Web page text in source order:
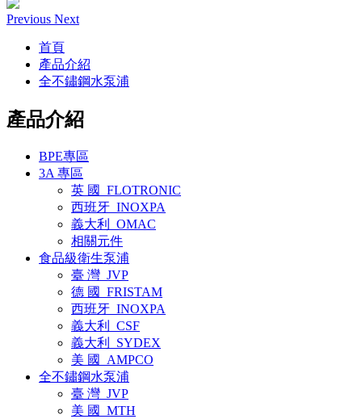
Previous Next
首頁
產品介紹
全不鏽鋼水泵浦
產品介紹
BPE專區
3A 專區
英 國_FLOTRONIC
西班牙_INOXPA
義大利_OMAC
相關元件
食品級衛生泵浦
臺 灣_JVP
德 國_FRISTAM
西班牙_INOXPA
義大利_CSF
義大利_SYDEX
美 國_AMPCO
全不鏽鋼水泵浦
臺 灣_JVP
美 國_MTH